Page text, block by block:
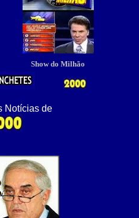
Show do Milhão
Notícias de